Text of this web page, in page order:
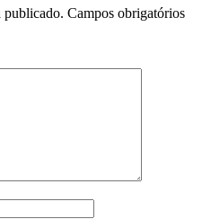
publicado. Campos obrigatórios